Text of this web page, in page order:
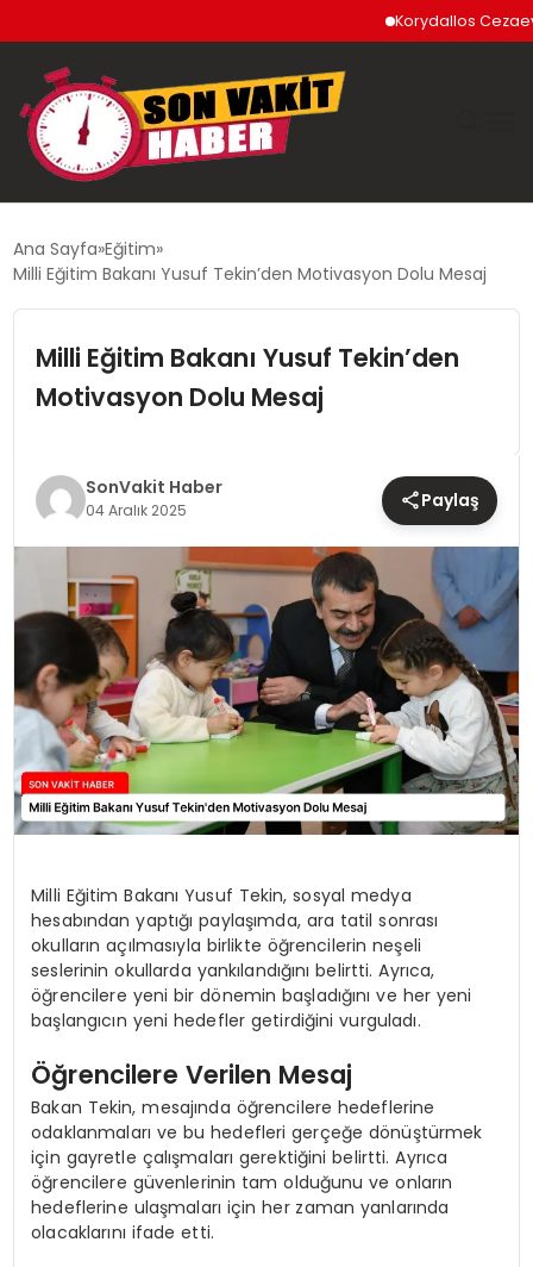
Korydallos
DÜNYA
SPOR
TEKNOLOJI
YAŞAM
Ana Sayfa Eğitim
Milli Eğitim Bakanı Yusuf Tekin’den Motivasyon Dolu Mesaj
Milli Eğitim Bakanı Yusuf Tekin’den
Motivasyon Dolu Mesaj
SonVakit Haber
04 Aralık 2025 Paylaş
Milli Eğitim Bakanı Yusuf Tekin, sosyal medya
hesabından yaptığı paylaşımda, ara tatil sonrası
okulların açılmasıyla birlikte öğrencilerin neşeli
seslerinin okullarda yankılandığını belirtti. Ayrıca,
öğrencilere yeni bir dönemin başladığını ve her yeni
başlangıcın yeni hedefler getirdiğini vurguladı.
Öğrencilere Verilen Mesaj
Bakan Tekin, mesajında öğrencilere hedeflerine
odaklanmaları ve bu hedefleri gerçeğe dönüştürmek
için gayretle çalışmaları gerektiğini belirtti. Ayrıca
öğrencilere güvenlerinin tam olduğunu ve onların
hedeflerine ulaşmaları için her zaman yanlarında
olacaklarını ifade etti.